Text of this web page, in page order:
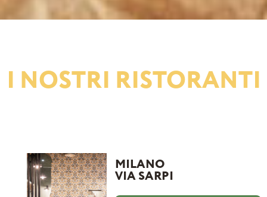
I NOSTRI RISTORANTI
MILANO
VIA SARPI